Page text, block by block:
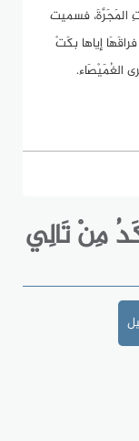
المَجَرَّةَ، فسميت
إياها بكَتْ
الغُمَيْصَاء.
مِنْ تَالِي